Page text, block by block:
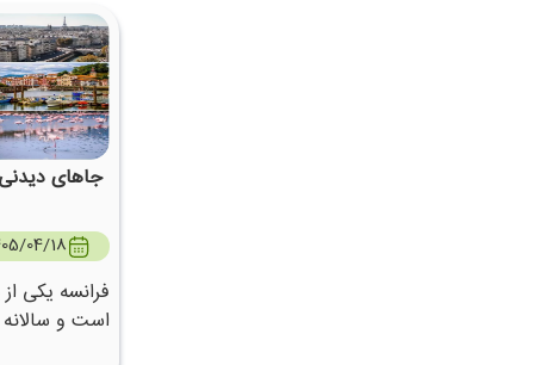
جاهای
04/18
فرانسه یکی
جاذبه‌های